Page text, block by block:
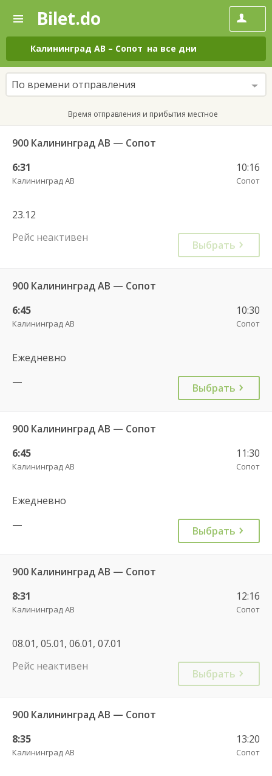
—
Поиск
и
покупка
билетов
на
автобус
онлайн
Bilet.do
Калининград АВ – Сопот на все дни
По времени отправления
Время отправления и прибытия местное
900 Калининград АВ — Сопот
6:31
Калининград АВ
10:16
Сопот
23.12
Рейс неактивен
Выбрать
900 Калининград АВ — Сопот
6:45
Калининград АВ
10:30
Сопот
Ежедневно
—
Выбрать
900 Калининград АВ — Сопот
6:45
Калининград АВ
11:30
Сопот
Ежедневно
—
Выбрать
900 Калининград АВ — Сопот
8:31
Калининград АВ
12:16
Сопот
08.01, 05.01, 06.01, 07.01
Рейс неактивен
Выбрать
900 Калининград АВ — Сопот
8:35
Калининград АВ
13:20
Сопот